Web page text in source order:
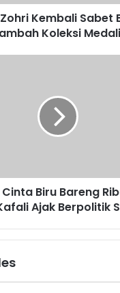
Zohri Kembali Sabet
Koleksi
Biru Bareng
Ajak Berpolitik